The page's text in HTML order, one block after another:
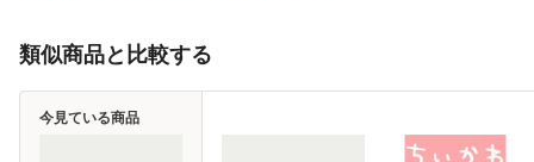
類似商品と比較する
今見ている商品